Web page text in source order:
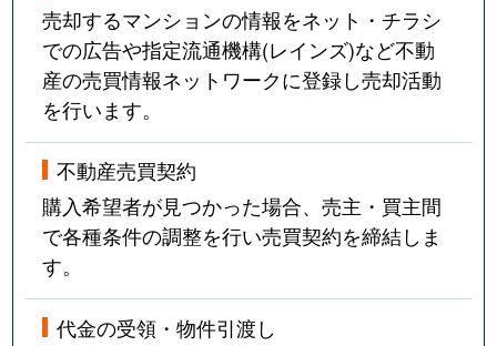
売却するマンションの情報をネット・チラシ
での広告や指定流通機構(レインズ)など不動
産の売買情報ネットワークに登録し売却活動
を行います。
不動産売買契約
購入希望者が見つかった場合、売主・買主間
で各種条件の調整を行い売買契約を締結しま
す。
代金の受領・物件引渡し